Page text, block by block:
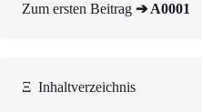
Zum ersten Beitrag ➔ A0001
Ξ Inhaltverzeichnis